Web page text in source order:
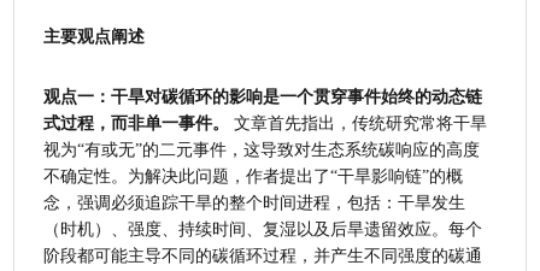
主要观点阐述
观点一：干旱对碳循环的影响是一个贯穿事件始终的动态链
式过程，而非单一事件。
文章首先指出，传统研究常将干旱
视为“有或无”的二元事件，这导致对生态系统碳响应的高度
不确定性。为解决此问题，作者提出了“干旱影响链”的概
念，强调必须追踪干旱的整个时间进程，包括：干旱发生
（时机）、强度、持续时间、复湿以及后旱遗留效应。每个
阶段都可能主导不同的碳循环过程，并产生不同强度的碳通